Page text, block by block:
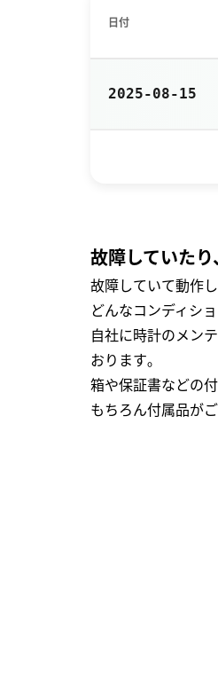
日付
2025-08-15
故障していた
故障していて動作
どんなコンディシ
自社に時計のメン
おります｡
箱や保証書などの
もちろん付属品が